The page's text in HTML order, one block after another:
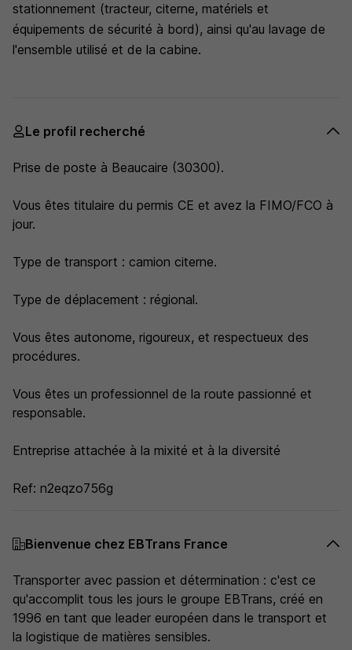
stationnement (tracteur, citerne, matériels et
équipements de sécurité à bord), ainsi qu'au lavage de
l'ensemble utilisé et de la cabine.
Le profil recherché
Prise de poste à Beaucaire (30300).
Vous êtes titulaire du permis CE et avez la FIMO/FCO à
jour.
Type de transport : camion citerne.
Type de déplacement : régional.
Vous êtes autonome, rigoureux, et respectueux des
procédures.
Vous êtes un professionnel de la route passionné et
responsable.
Entreprise attachée à la mixité et à la diversité
Ref: n2eqzo756g
Bienvenue chez EBTrans France
Transporter avec passion et détermination : c'est ce
qu'accomplit tous les jours le groupe EBTrans, créé en
1996 en tant que leader européen dans le transport et
la logistique de matières sensibles.